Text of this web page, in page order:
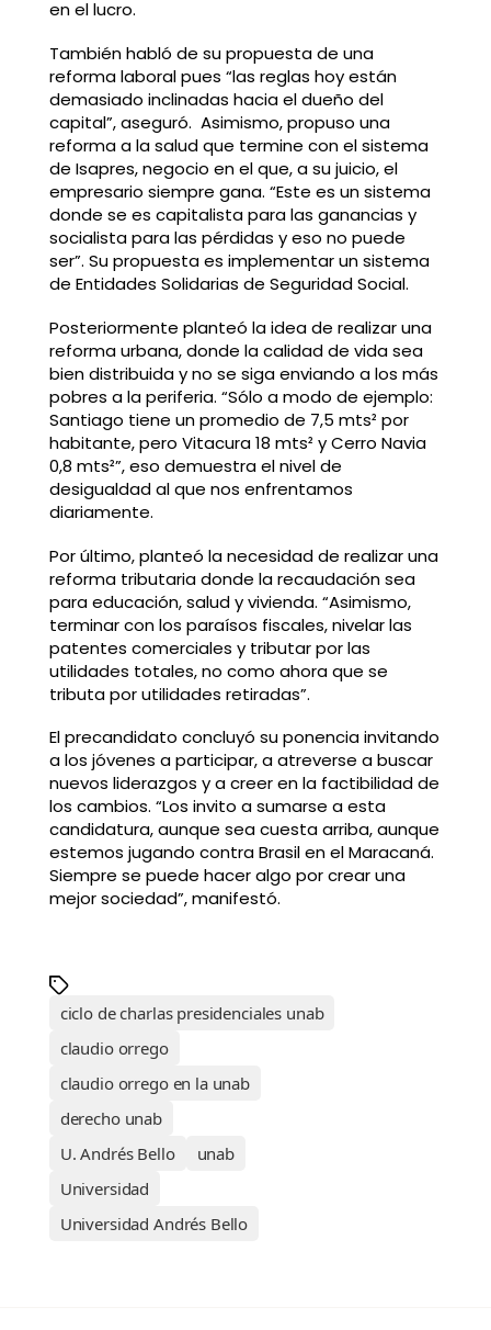
en el lucro.
También habló de su propuesta de una
reforma laboral pues “las reglas hoy están
demasiado inclinadas hacia el dueño del
capital”, aseguró. Asimismo, propuso una
reforma a la salud que termine con el sistema
de Isapres, negocio en el que, a su juicio, el
empresario siempre gana. “Este es un sistema
donde se es capitalista para las ganancias y
socialista para las pérdidas y eso no puede
ser”. Su propuesta es implementar un sistema
de Entidades Solidarias de Seguridad Social.
Posteriormente planteó la idea de realizar una
reforma urbana, donde la calidad de vida sea
bien distribuida y no se siga enviando a los más
pobres a la periferia. “Sólo a modo de ejemplo:
Santiago tiene un promedio de 7,5 mts² por
habitante, pero Vitacura 18 mts² y Cerro Navia
0,8 mts²”, eso demuestra el nivel de
desigualdad al que nos enfrentamos
diariamente.
Por último, planteó la necesidad de realizar una
reforma tributaria donde la recaudación sea
para educación, salud y vivienda. “Asimismo,
terminar con los paraísos fiscales, nivelar las
patentes comerciales y tributar por las
utilidades totales, no como ahora que se
tributa por utilidades retiradas”.
El precandidato concluyó su ponencia invitando
a los jóvenes a participar, a atreverse a buscar
nuevos liderazgos y a creer en la factibilidad de
los cambios. “Los invito a sumarse a esta
candidatura, aunque sea cuesta arriba, aunque
estemos jugando contra Brasil en el Maracaná.
Siempre se puede hacer algo por crear una
mejor sociedad”, manifestó.
ciclo de charlas presidenciales unab
claudio orrego
claudio orrego en la unab
derecho unab
U. Andrés Bello
unab
Universidad
Universidad Andrés Bello